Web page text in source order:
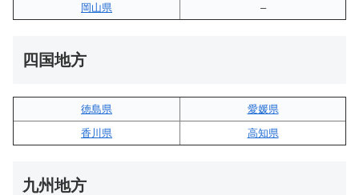
岡山県
–
四国地方
徳島県
愛媛県
香川県
高知県
九州地方